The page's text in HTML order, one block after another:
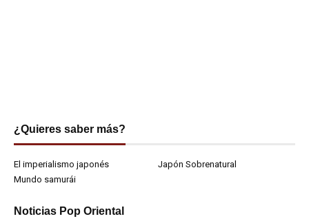
¿Quieres saber más?
El imperialismo japonés
Japón Sobrenatural
Mundo samurái
Noticias Pop Oriental